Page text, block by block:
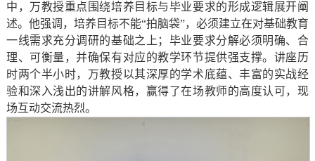
中，万教授重点围绕培养目标与毕业要求的形成逻辑展开阐
述。他强调，培养目标不能“拍脑袋”，必须建立在对基础教育
一线需求充分调研的基础之上；毕业要求分解必须明确、合
理、可衡量，并确保有对应的教学环节提供强支撑。讲座历
时两个半小时，万教授以其深厚的学术底蕴、丰富的实战经
验和深入浅出的讲解风格，赢得了在场教师的高度认可，现
场互动交流热烈。